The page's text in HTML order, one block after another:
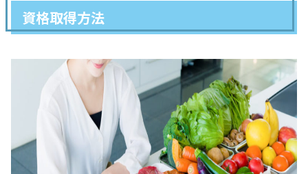
資格取得方法